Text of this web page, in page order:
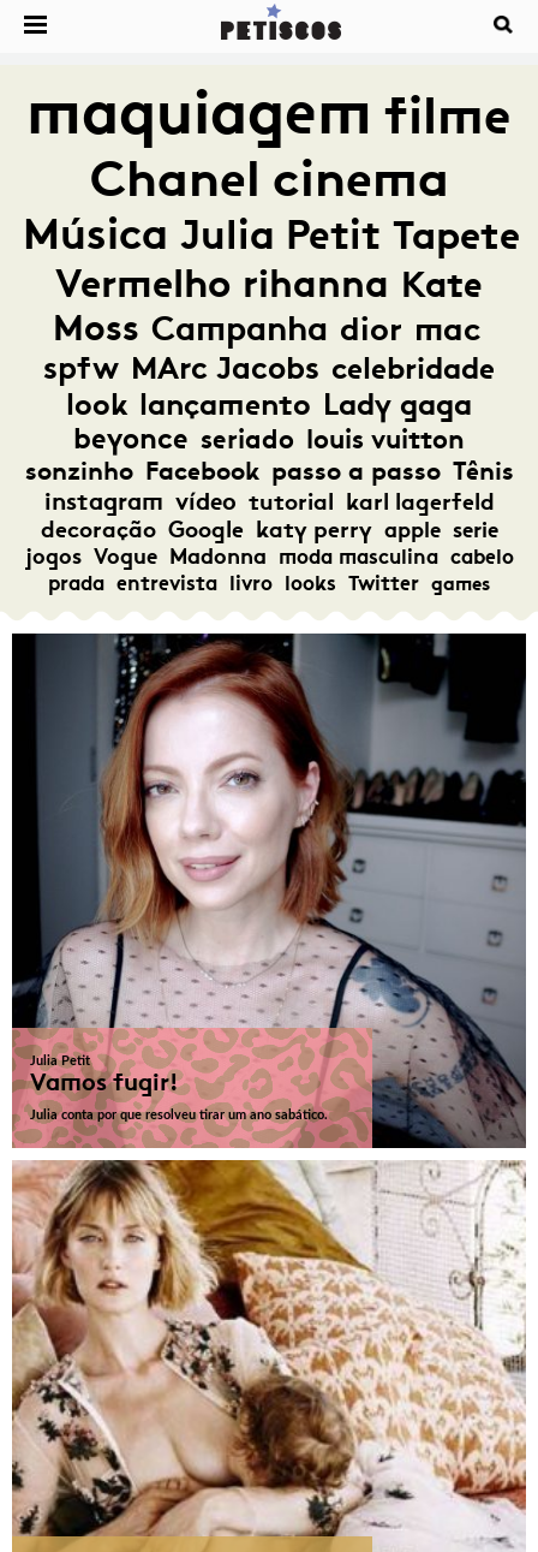
maquiagem filme
Chanel cinema
Música Julia Petit Tapete
Vermelho rihanna Kate
Moss Campanha dior mac
spfw MArc Jacobs celebridade
look lançamento Lady gaga
beyonce seriado louis vuitton
sonzinho Facebook passo a passo Tênis
instagram vídeo tutorial karl lagerfeld
decoração Google katy perry apple serie
jogos Vogue Madonna moda masculina cabelo
prada entrevista livro looks Twitter games
Julia Petit
Vamos fugir!
Julia conta por que resolveu tirar um ano sabático.